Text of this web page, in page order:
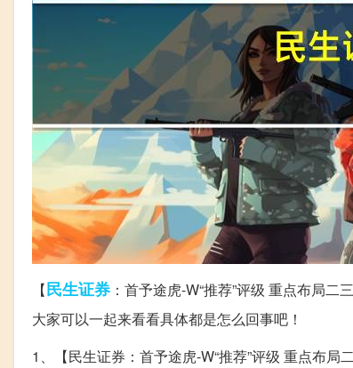
【民生证券：首予途虎-W“推荐”评级 重点布局二
大家可以一起来看看具体都是怎么回事吧！
1、【民生证券：首予途虎-W“推荐”评级 重点布